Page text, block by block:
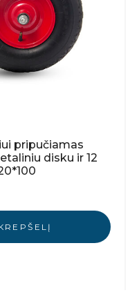
pripučiamas
disku ir 12